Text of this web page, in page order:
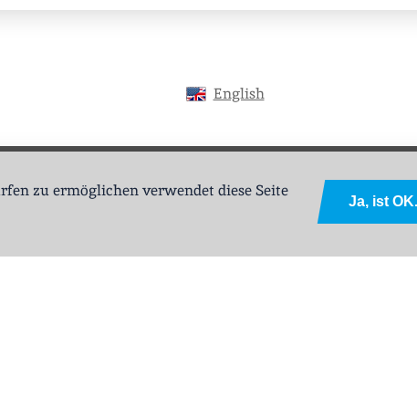
English
Impressum ABL Datenschutz Sitemap
zu ermöglichen verwendet diese Seite
Ja, ist